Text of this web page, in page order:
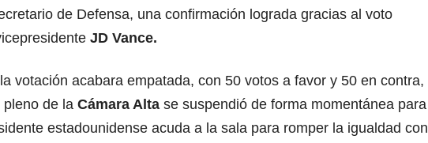
de Defensa, una confirmación lograda gracias al voto
JD Vance.
votación acabara empatada, con 50 votos a favor y 50 en contra,
pleno de la Cámara Alta se suspendió de forma momentánea para
estadounidense acuda a la sala para romper la igualdad con